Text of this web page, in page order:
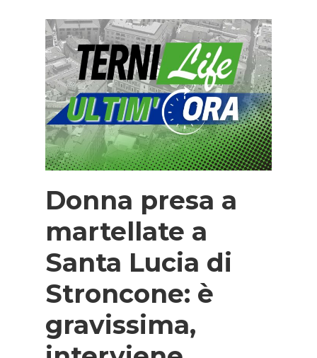
Donna presa a
martellate a
Santa Lucia di
Stroncone: è
gravissima,